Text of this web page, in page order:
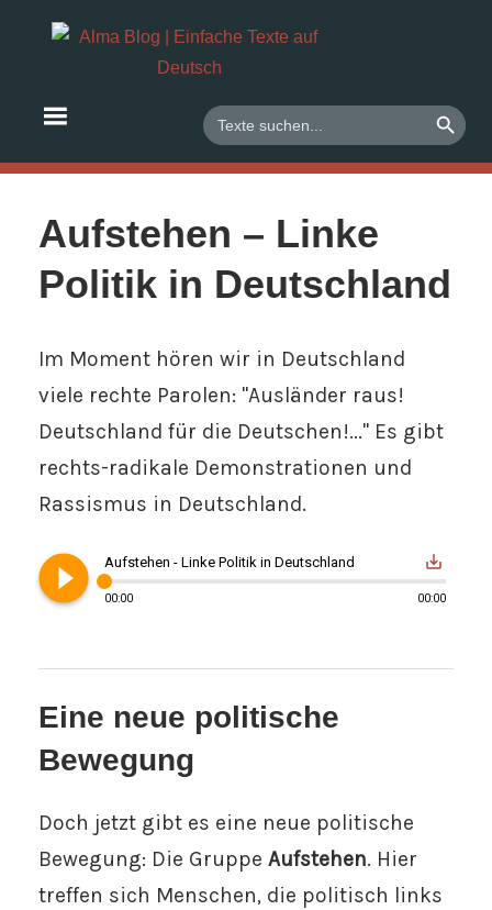
Blog
|
Texte
Deutsch
mit
und
Search
for:
SEARCH
Aufstehen – Linke
Politik in Deutschland
Im Moment hören wir in Deutschland
viele rechte Parolen: "Ausländer raus!
Deutschland für die Deutschen!..." Es gibt
rechts-radikale Demonstrationen und
Rassismus in Deutschland.
play_circle_filled Aufstehen - Linke Politik in Deutschland save_alt
00:00 00:00
Eine neue politische
Bewegung
Doch jetzt gibt es eine neue politische
Bewegung: Die GruppeAufstehen. Hier
treffen sich Menschen, die politisch links